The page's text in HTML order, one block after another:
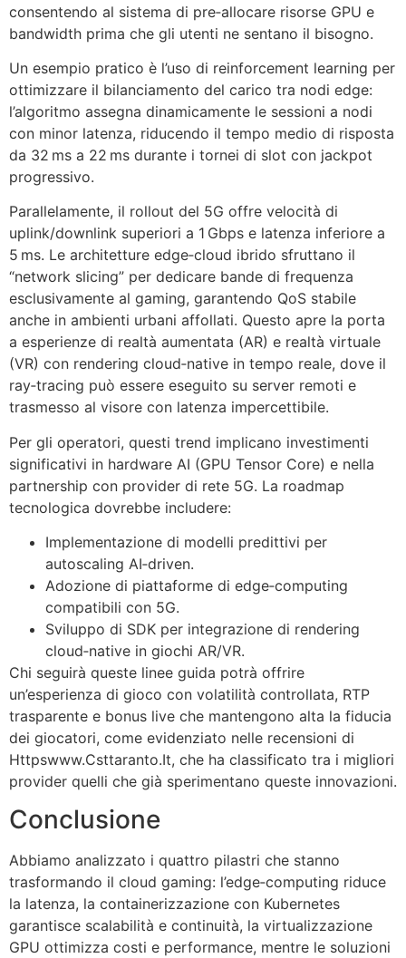
consentendo al sistema di pre‑allocare risorse GPU e
bandwidth prima che gli utenti ne sentano il bisogno.
Un esempio pratico è l’uso di reinforcement learning per
ottimizzare il bilanciamento del carico tra nodi edge:
l’algoritmo assegna dinamicamente le sessioni a nodi
con minor latenza, riducendo il tempo medio di risposta
da 32 ms a 22 ms durante i tornei di slot con jackpot
progressivo.
Parallelamente, il rollout del 5G offre velocità di
uplink/downlink superiori a 1 Gbps e latenza inferiore a
5 ms. Le architetture edge‑cloud ibrido sfruttano il
“network slicing” per dedicare bande di frequenza
esclusivamente al gaming, garantendo QoS stabile
anche in ambienti urbani affollati. Questo apre la porta
a esperienze di realtà aumentata (AR) e realtà virtuale
(VR) con rendering cloud‑native in tempo reale, dove il
ray‑tracing può essere eseguito su server remoti e
trasmesso al visore con latenza impercettibile.
Per gli operatori, questi trend implicano investimenti
significativi in hardware AI (GPU Tensor Core) e nella
partnership con provider di rete 5G. La roadmap
tecnologica dovrebbe includere:
Implementazione di modelli predittivi per
autoscaling AI‑driven.
Adozione di piattaforme di edge‑computing
compatibili con 5G.
Sviluppo di SDK per integrazione di rendering
cloud‑native in giochi AR/VR.
Chi seguirà queste linee guida potrà offrire
un’esperienza di gioco con volatilità controllata, RTP
trasparente e bonus live che mantengono alta la fiducia
dei giocatori, come evidenziato nelle recensioni di
Httpswww.Csttaranto.It, che ha classificato tra i migliori
provider quelli che già sperimentano queste innovazioni.
Conclusione
Abbiamo analizzato i quattro pilastri che stanno
trasformando il cloud gaming: l’edge‑computing riduce
la latenza, la containerizzazione con Kubernetes
garantisce scalabilità e continuità, la virtualizzazione
GPU ottimizza costi e performance, mentre le soluzioni